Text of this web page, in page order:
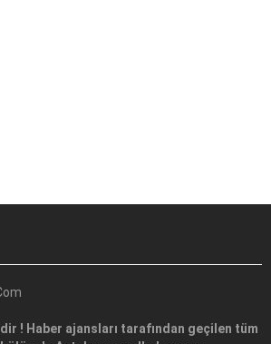
! Haber ajansları tarafından geçilen tüm